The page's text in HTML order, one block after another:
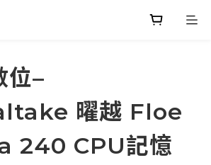
位–
曜越 Floe
240 CPU記憶